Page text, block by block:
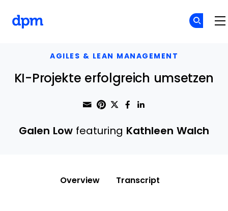
AGILES & LEAN MANAGEMENT
KI-Projekte erfolgreich umsetzen
Share through Email
Print this page
Share on Pinterest
Share on Twitter
Share on
Galen Low featuring Kathleen Walch
Overview Transcript